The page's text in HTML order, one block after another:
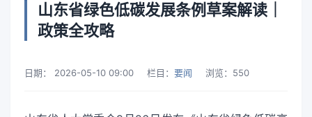
山东省绿色低碳发展条例草案解读｜
政策全攻略
日期： 2026-05-10 09:00 栏目： 要闻 浏览： 550